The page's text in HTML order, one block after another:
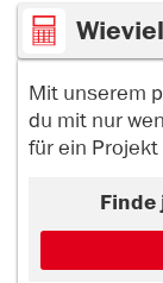
Mit unserem
du mit nur
für ein
Finde